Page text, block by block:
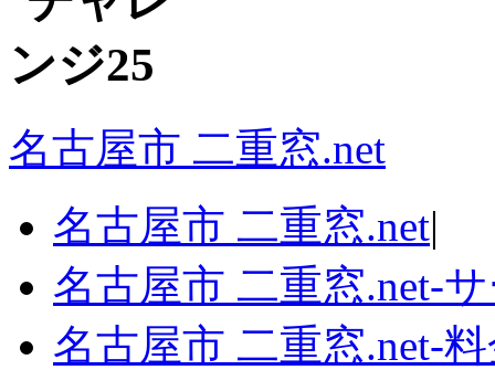
名古屋市 二重窓.net
名古屋市 二重窓.net|
名古屋市 二重窓.net‐
名古屋市 二重窓.net‐